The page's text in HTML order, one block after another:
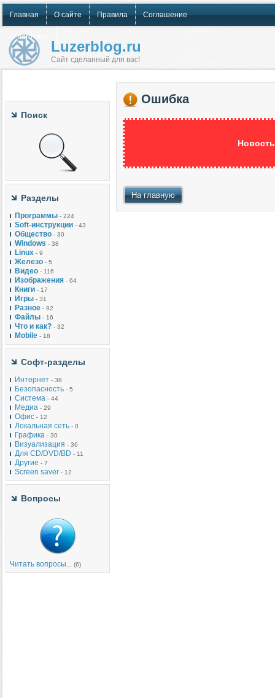
Главная О сайте Правила Соглашение
О логотипе
Luzerblog.ru
Сайт сделанный для вас!
Поиск
Разделы
Программы - 224
Soft-инструкции - 43
Общество - 30
Windows - 38
Linux - 9
Железо - 5
Видео - 116
Изображения - 64
Книги - 17
Игры - 31
Разное - 92
Файлы - 16
Что и как? - 32
Mobile - 18
Софт-разделы
Интернет - 38
Безопасность - 5
Система - 44
Медиа - 29
Офис - 12
Локальная сеть - 0
Графика - 30
Визуализация - 36
Для CD/DVD/BD - 11
Другие - 7
Screen saver - 12
Вопросы
Читать вопросы... (6)
Ошибка
На главную